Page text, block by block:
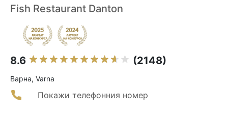
Fish Restaurant Danton
8.6 (2148)
Варна, Varna
Покажи телефонния номер